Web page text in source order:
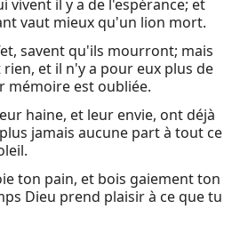
vivent il y a de l'espérance; et
vaut mieux qu'un lion mort.
savent qu'ils mourront; mais
et il n'y a pour eux plus de
mémoire est oubliée.
haine, et leur envie, ont déjà
jamais aucune part à tout ce
ton pain, et bois gaiement ton
Dieu prend plaisir à ce que tu